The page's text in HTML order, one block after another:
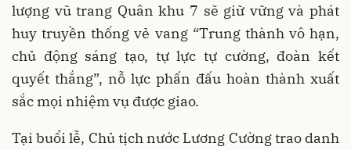
lượng vũ trang Quân khu 7 sẽ giữ vững và phát
huy truyền thống vẻ vang “Trung thành vô hạn,
chủ động sáng tạo, tự lực tự cường, đoàn kết
quyết thắng”, nỗ lực phấn đấu hoàn thành xuất
sắc mọi nhiệm vụ được giao.
Tại buổi lễ, Chủ tịch nước Lương Cường trao danh